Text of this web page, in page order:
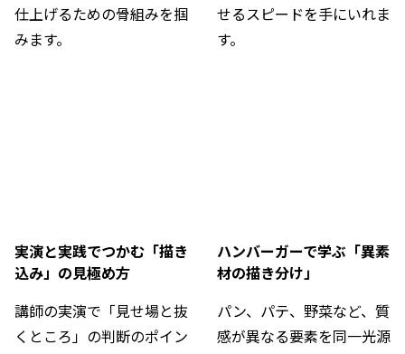
仕上げるための骨組みを掴
みます。
せるスピードを手にいれま
す。
実演と実践でつかむ「描き
込み」の見極め方
講師の実演で「見せ場と抜
くところ」の判断のポイン
ハンバーガーで学ぶ「異素
材の描き分け」
パン、パテ、野菜など、質
感が異なる要素を同一光源